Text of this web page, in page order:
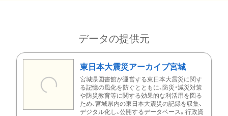
データの提供元
東日本大震災アーカイブ宮城
宮城県図書館が運営する東日本大震災に関す
る記憶の風化を防ぐとともに、防災・減災対策
や防災教育等に関する効果的な利活用を図る
ため、宮城県内の東日本大震災の記録を収集、
デジタル化し、公開するデータベース。行政資